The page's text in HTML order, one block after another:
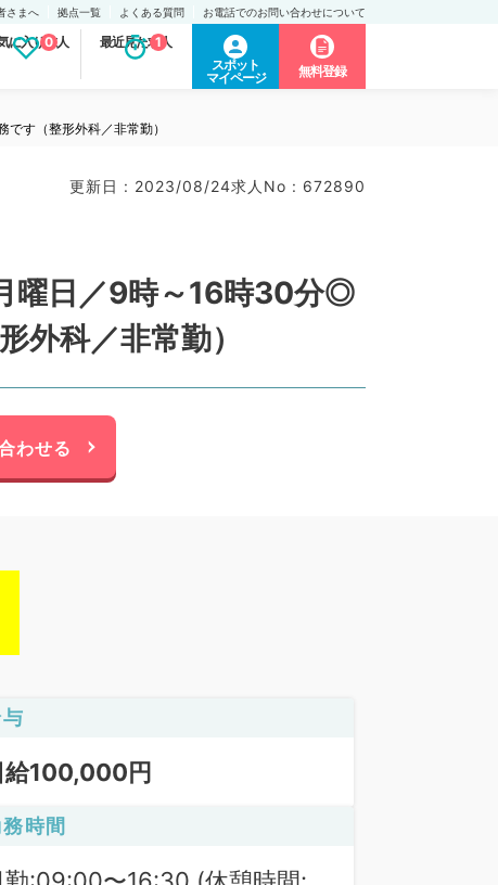
さまへ 拠点一覧 よくある質問 お電話でのお問い合わせについて
に入り求人
0 最近見た求人
1
スポット
マイページ
無料登録
す（整形外科／非常勤）
更新日 : 2023/08/24求人No : 672890
曜日／9時～16時30分◎
外科／非常勤）
わせる
給100,000円
時間